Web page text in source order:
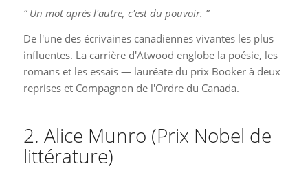
“ Un mot après l'autre, c'est du pouvoir. ”
De l'une des écrivaines canadiennes vivantes les plus
influentes. La carrière d'Atwood englobe la poésie, les
romans et les essais — lauréate du prix Booker à deux
reprises et Compagnon de l'Ordre du Canada.
2. Alice Munro (Prix Nobel de
littérature)